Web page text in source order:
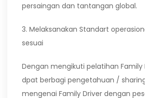
persaingan dan tantangan global.
3. Melaksanakan Standart
sesuai
Dengan mengikuti pelatihan Family
dpat berbagi pengetahuan /
mengenai Family Driver dengan